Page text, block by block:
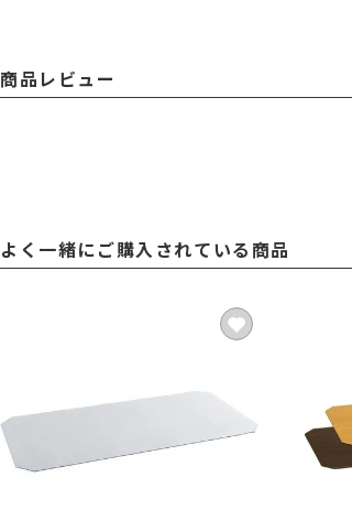
商品レビュー
よく一緒にご購入されている商品